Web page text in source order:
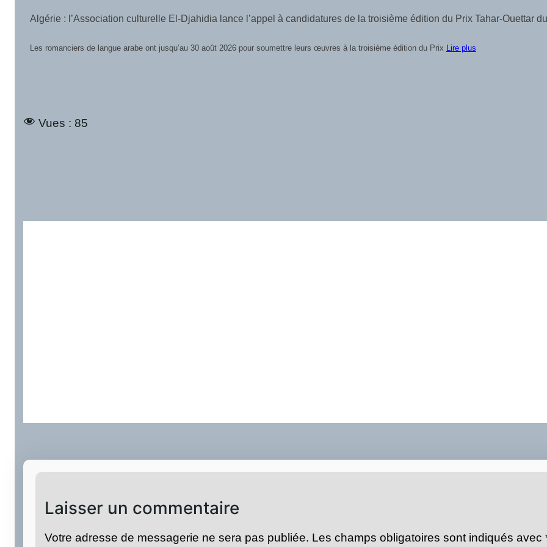
Le FILAB 2026 lance son Grand Prix international de Slam autour de la paix, de la littérature et de la médiation
Le Festival International du Livre et des Arts Assimilés du Bénin (FILAB) ouvre officiellement les candidatures de son Grand Prix
Vues : 85
Laisser un commentaire
Votre adresse de messagerie ne sera pas publiée. Les champs obligatoires sont indiqués avec